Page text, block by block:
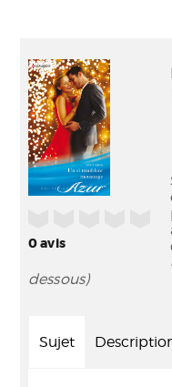
0avis
dessous)
Sujet